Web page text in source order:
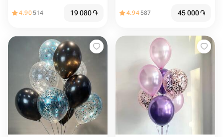
4.90514 19 080֏ 4.94587 45 000֏